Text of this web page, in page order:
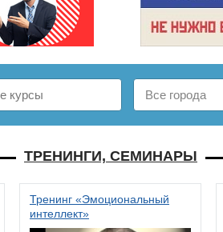
ТРЕНИНГИ, СЕМИНАРЫ
Тренинг «Эмоциональный
интеллект»